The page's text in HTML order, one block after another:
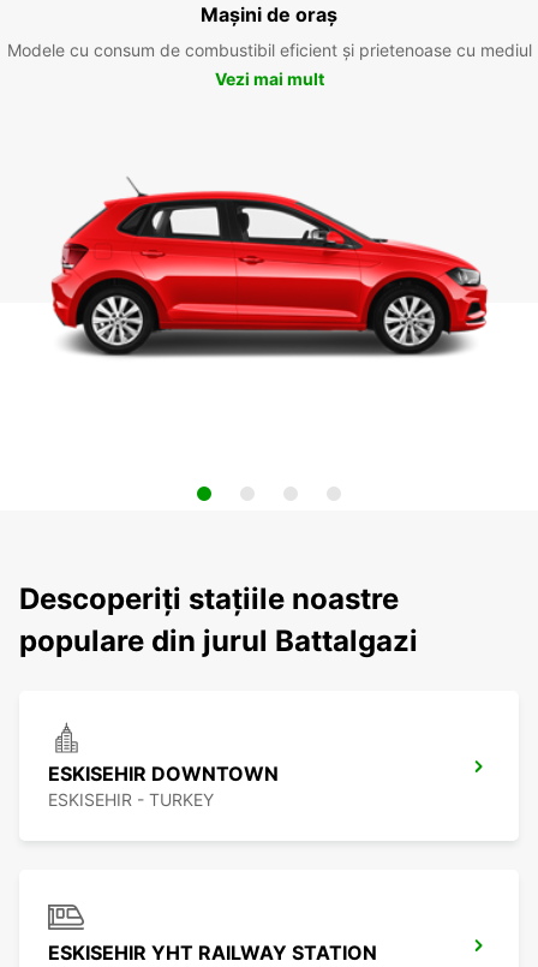
Mașini de oraș
Modele cu consum de combustibil eficient și prietenoase cu mediul
Vezi mai mult
Descoperiți stațiile noastre
populare din jurul Battalgazi
ESKISEHIR DOWNTOWN
ESKISEHIR - TURKEY
ESKISEHIR YHT RAILWAY STATION